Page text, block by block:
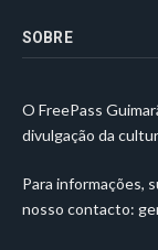
SOBRE
O FreePass
divulgação da
Para informações,
nosso contacto: